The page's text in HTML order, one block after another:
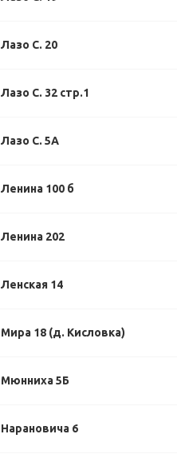
Лазо С. 20
Лазо С. 32 стр.1
Лазо С. 5А
Ленина 100 б
Ленина 202
Ленская 14
Мира 18 (д. Кисловка)
Мюнниха 5Б
Нарановича 6